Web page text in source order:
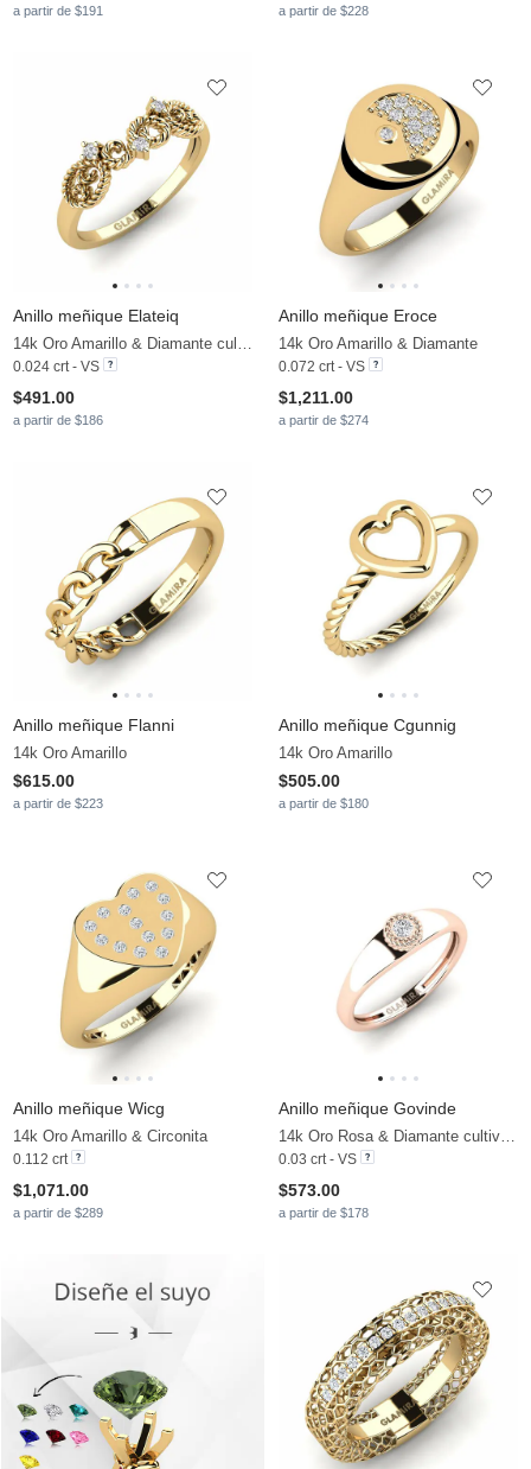
a partir de $191 a partir de $228
Anillo meñique Elateiq
14k Oro Amarillo & Diamante cultivado en laboratorio
0.024 crt - VS
$491.00
a partir de $186
Anillo meñique Eroce
14k Oro Amarillo & Diamante
0.072 crt - VS
$1,211.00
a partir de $274
Anillo meñique Flanni
14k Oro Amarillo
$615.00
a partir de $223
Anillo meñique Cgunnig
14k Oro Amarillo
$505.00
a partir de $180
Anillo meñique Wicg
14k Oro Amarillo & Circonita
0.112 crt
$1,071.00
a partir de $289
Anillo meñique Govinde
14k Oro Rosa & Diamante cultivado en laboratorio
0.03 crt - VS
$573.00
a partir de $178